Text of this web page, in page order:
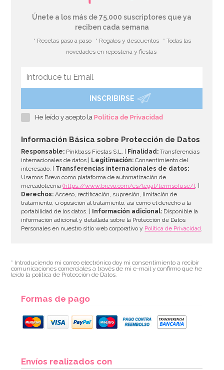
Únete a los más de 75.000 suscriptores que ya
reciben cada semana
* Recetas paso a paso * Regalos y descuentos
* Todas las
novedades en repostería y fiestas
INSCRIBIRSE
He leído y acepto laPolítica de Privacidad
Información Básica sobre Protección de Datos
Responsable: Pinkbass Fiestas S.L. | Finalidad: Transferencias
internacionales de datos |
Legitimación: Consentimiento del
interesado. | Transferencias internacionales de datos:
Usamos Brevo como plataforma de automatización de
mercadotecnia(https://www.brevo.com/es/legal/termsofuse/). |
Derechos: Acceso, rectificación, supresión, limitación de
tratamiento, u oposición al tratamiento, así como el derecho a la
portabilidad de los datos. |
Información adicional: Disponible la
información adicional y detallada sobre la Protección de Datos
Personales en nuestro sitio web corporativo y Política de Privacidad.
* Introduciendo mi correo electrónico doy mi consentimiento a recibir
comunicaciones comerciales a través de mi e-mail y confirmo que he
leído la política de Protección de Datos.
Formas de pago
Envíos realizados con